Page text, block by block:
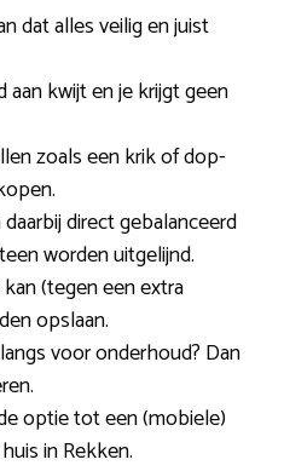
dat alles veilig en juist
aan kwijt en je krijgt geen
zoals een krik of dop-
direct gebalanceerd
worden uitgelijnd.
(tegen een extra
opslaan.
voor onderhoud? Dan
optie tot een (mobiele)
in Rekken.